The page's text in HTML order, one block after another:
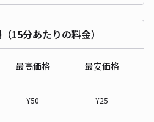
15分あたりの料金）
最高価格 最安価格
¥50 ¥25